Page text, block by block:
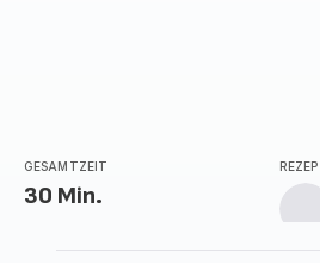
GESAMTZEIT
30 Min.